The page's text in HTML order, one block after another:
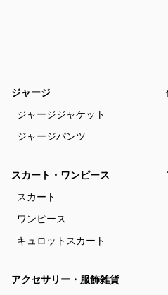
ジャージ
ジャージジャケット
ジャージパンツ
スカート・ワンピース
スカート
ワンピース
キュロットスカート
アクセサリー・服飾雑貨